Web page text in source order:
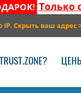
Только
IP. Скрыть ваш адрес
ЦЕНЫ